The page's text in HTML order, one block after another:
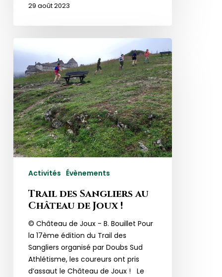
29 août 2023
des
Sangliers
au
Château
de
Joux
!
Activités Évènements
Trail des Sangliers au
Château de Joux !
© Château de Joux - B. Bouillet Pour
la 17ème édition du Trail des
Sangliers organisé par Doubs Sud
Athlétisme, les coureurs ont pris
d’assaut le Château de Joux ! Le